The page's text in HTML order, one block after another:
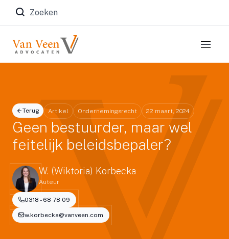
Zoeken naar:
Terug Artikel Ondernemingsrecht 22 maart, 2024
Geen bestuurder, maar wel
feitelijk beleidsbepaler?
W. (Wiktoria) Korbecka
Auteur
0318 - 68 78 09
w.korbecka@vanveen.com